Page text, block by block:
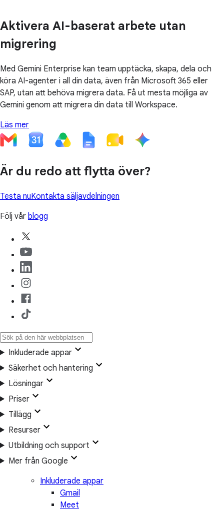
Aktivera AI-baserat arbete utan
migrering
Med Gemini Enterprise kan team upptäcka, skapa, dela och
köra AI-agenter i all din data, även från Microsoft 365 eller
SAP, utan att behöva migrera data. Få ut mesta möjliga av
Gemini genom att migrera din data till Workspace.
Läs mer
Är du redo att flytta över?
Testa nuKontakta säljavdelningen
Följ vår blogg
Inkluderade appar
Säkerhet och hantering
Lösningar
Priser
Tillägg
Resurser
Utbildning och support
Mer från Google
Inkluderade appar
Gmail
Meet